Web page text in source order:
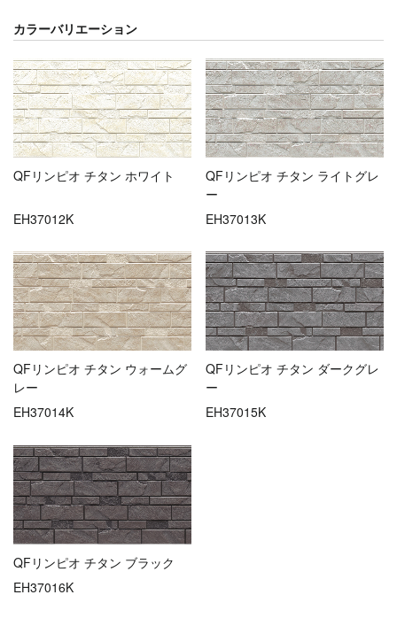
カラーバリエーション
QFリンピオ チタン ホワイト
EH37012K
QFリンピオ チタン ライトグレ
ー
EH37013K
QFリンピオ チタン ウォームグ
レー
EH37014K
QFリンピオ チタン ダークグレ
ー
EH37015K
QFリンピオ チタン ブラック
EH37016K